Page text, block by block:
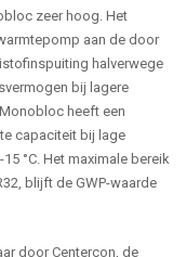
zeer hoog. Het
aan de door
halverwege
bij lagere
heeft een
capaciteit bij lage
°C. Het maximale bereik
blijft de GWP-waarde
door Centercon, de